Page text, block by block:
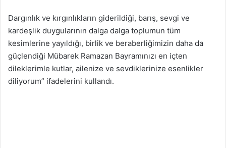
Dargınlık ve kırgınlıkların giderildiği, barış, sevgi ve
kardeşlik duygularının dalga dalga toplumun tüm
kesimlerine yayıldığı, birlik ve beraberliğimizin daha da
güçlendiği Mübarek Ramazan Bayramınızı en içten
dileklerimle kutlar, ailenize ve sevdiklerinize esenlikler
diliyorum” ifadelerini kullandı.